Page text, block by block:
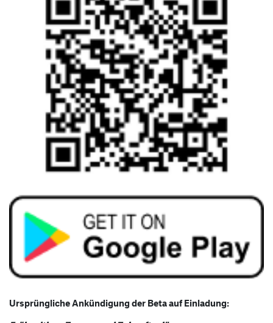
Ursprüngliche Ankündigung der Beta auf Einladung: